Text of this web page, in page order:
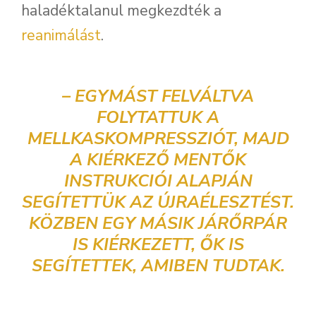
haladéktalanul megkezdték a
reanimálást.
– EGYMÁST FELVÁLTVA
FOLYTATTUK A
MELLKASKOMPRESSZIÓT, MAJD
A KIÉRKEZŐ MENTŐK
INSTRUKCIÓI ALAPJÁN
SEGÍTETTÜK AZ ÚJRAÉLESZTÉST.
KÖZBEN EGY MÁSIK JÁRŐRPÁR
IS KIÉRKEZETT, ŐK IS
SEGÍTETTEK, AMIBEN TUDTAK.